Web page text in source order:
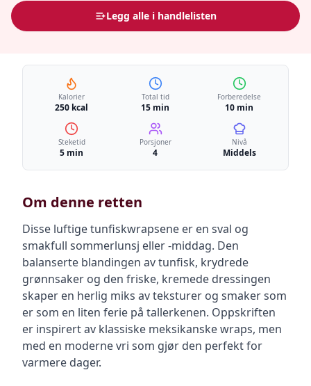
Legg alle i handlelisten
Kalorier
250 kcal
Total tid
15 min
Forberedelse
10 min
Steketid
5 min
Porsjoner
4
Nivå
Middels
Om denne retten
Disse luftige tunfiskwrapsene er en sval og
smakfull sommerlunsj eller -middag. Den
balanserte blandingen av tunfisk, krydrede
grønnsaker og den friske, kremede dressingen
skaper en herlig miks av teksturer og smaker som
er som en liten ferie på tallerkenen. Oppskriften
er inspirert av klassiske meksikanske wraps, men
med en moderne vri som gjør den perfekt for
varmere dager.